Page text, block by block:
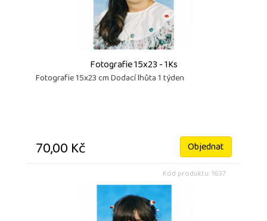
Fotografie 15x23 - 1Ks
Fotografie 15x23 cm Dodací lhůta 1 týden
70,00 Kč Objednat
Kód produktu: 1637